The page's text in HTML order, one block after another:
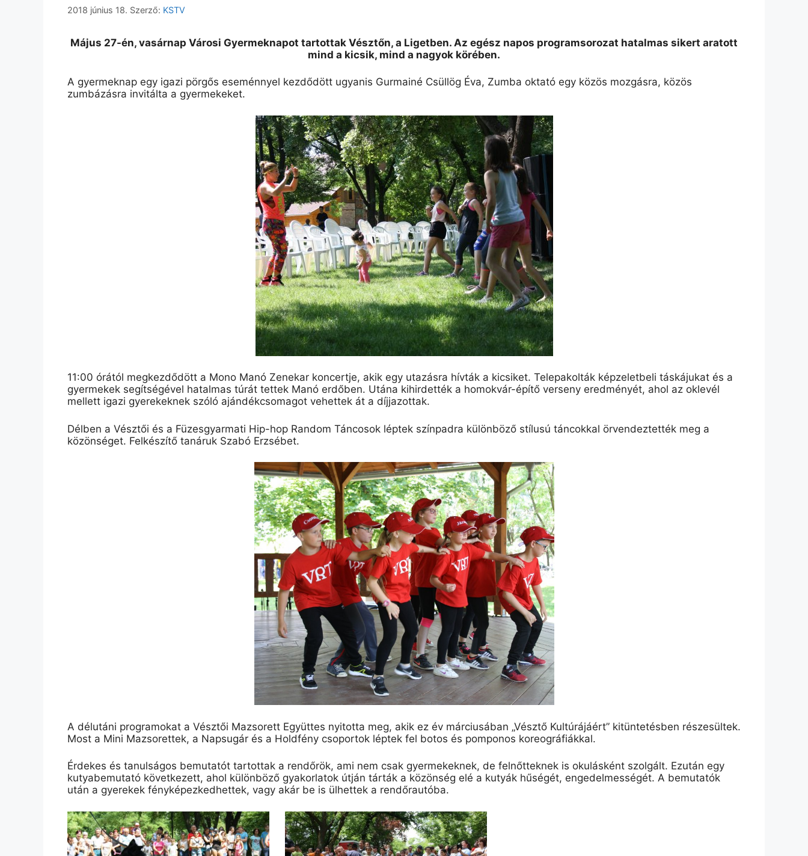
2018 június 18. Szerző: KSTV
Május 27-én, vasárnap Városi Gyermeknapot tartottak Vésztőn, a Ligetben. Az egész napos programsorozat hatalmas sikert aratott
mind a kicsik, mind a nagyok körében.
A gyermeknap egy igazi pörgős eseménnyel kezdődött ugyanis Gurmainé Csüllög Éva, Zumba oktató egy közös mozgásra, közös
zumbázásra invitálta a gyermekeket.
11:00 órától megkezdődött a Mono Manó Zenekar koncertje, akik egy utazásra hívták a kicsiket. Telepakolták képzeletbeli táskájukat és a
gyermekek segítségével hatalmas túrát tettek Manó erdőben. Utána kihirdették a homokvár-építő verseny eredményét, ahol az oklevél
mellett igazi gyerekeknek szóló ajándékcsomagot vehettek át a díjjazottak.
Délben a Vésztői és a Füzesgyarmati Hip-hop Random Táncosok léptek színpadra különböző stílusú táncokkal örvendeztették meg a
közönséget. Felkészítő tanáruk Szabó Erzsébet.
A délutáni programokat a Vésztői Mazsorett Együttes nyitotta meg, akik ez év márciusában „Vésztő Kultúrájáért” kitüntetésben részesültek.
Most a Mini Mazsorettek, a Napsugár és a Holdfény csoportok léptek fel botos és pomponos koreográfiákkal.
Érdekes és tanulságos bemutatót tartottak a rendőrök, ami nem csak gyermekeknek, de felnőtteknek is okulásként szolgált. Ezután egy
kutyabemutató következett, ahol különböző gyakorlatok útján tárták a közönség elé a kutyák hűségét, engedelmességét. A bemutatók
után a gyerekek fényképezkedhettek, vagy akár be is ülhettek a rendőrautóba.